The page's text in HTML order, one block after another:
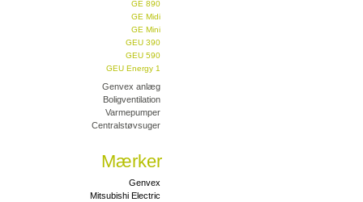
GE 890
GE Midi
GE Mini
GEU 390
GEU 590
GEU Energy 1
Genvex anlæg
Boligventilation
Varmepumper
Centralstøvsuger
Mærker
Genvex
Mitsubishi Electric